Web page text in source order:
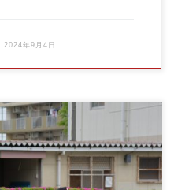
2024年9月4日